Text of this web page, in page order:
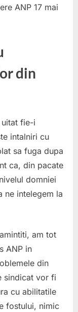
ANP 17 mai
din
fie-i
intalniri cu
sa fuga dupa
ca, din pacate
domniei
ne intelegem la
am tot
ANP in
din
sindicat vor fi
cu abilitatile
fostului, nimic